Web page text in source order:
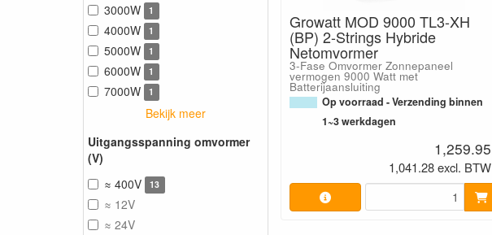
3000W
1
4000W 1
5000W 1
6000W 1
7000W 1
Bekijk meer
Uitgangsspanning omvormer
(V)
≈ 400V
13
≈ 12V
≈ 24V
Growatt MOD 9000 TL3-XH
(BP) 2-Strings Hybride
Netomvormer
3-Fase Omvormer Zonnepaneel
vermogen 9000 Watt met
Batterijaansluiting
Op voorraad - Verzending binnen
1~3 werkdagen
1,259.95
1,041.28 excl. BTW